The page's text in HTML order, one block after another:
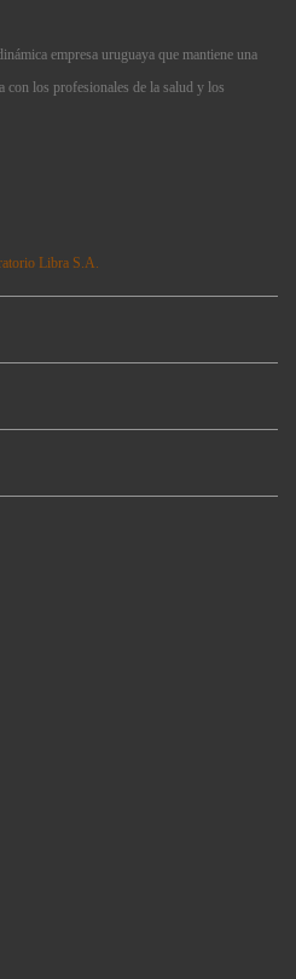
empresa uruguaya que mantiene una
con los profesionales de la salud y los
Libra S.A.